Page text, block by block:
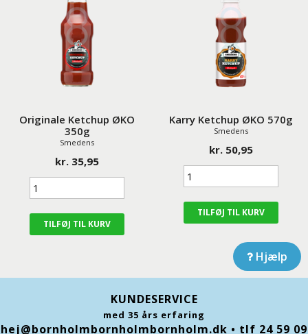
Originale Ketchup ØKO
350g
Smedens
kr. 35,95
Karry Ketchup ØKO 570g
Smedens
kr. 50,95
Hjælp
KUNDESERVICE
med 35 års erfaring
hej@bornholmbornholmbornholm.dk • tlf 24 59 09